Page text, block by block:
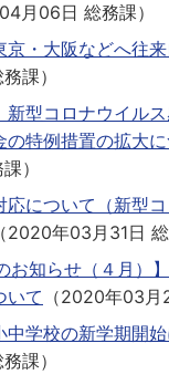
月06日 総務課）
京・大阪などへ往
務課）
新型コロナウイル
の特例措置の拡大
）
応について（新型
（2020年03月31日
お知らせ（４月）
いて （2020年03月
中学校の新学期開
務課）